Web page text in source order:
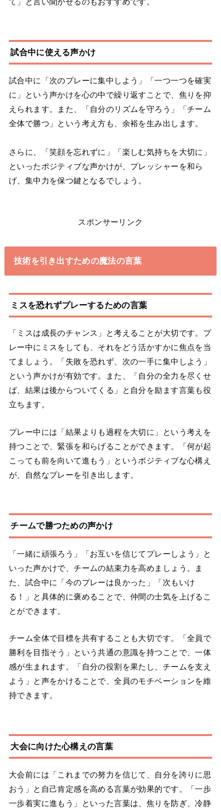
試合中に使える声かけ
試合中に「次のプレーに集中しよう」「一つ一つを確実
に」という声かけを心の中で繰り返すことで、焦りを抑
えられます。また、「自分のリズムを守ろう」「チーム
全体で勝つ」という考え方も、余裕を生み出します。
さらに、「笑顔を忘れずに」「楽しむ気持ちを大切に」
といったポジティブな声かけが、プレッシャーを和ら
げ、集中力を保つ鍵となるでしょう。
スポンサーリンク
技術を引き出すための魔法の言葉
ミスを恐れずプレーするための言葉
「ミスは成長のチャンス」と考えることが大切です。プ
レー中にミスをしても、それをどう活かすかに焦点を当
てましょう。「失敗を恐れず、次の一手に集中しよう」
という声かけが有効です。また、「自分の全力を尽くせ
ば、結果は後からついてくる」と自分を励ます言葉も役
立ちます。
プレー中には「結果よりも過程を大切に」という考えを
持つことで、緊張を和らげることができます。「何が起
こっても前を向いて進もう」というポジティブな心構え
が、自然なプレーを引き出します。
チームで勝つための声かけ
「一緒に頑張ろう」「お互いを信じてプレーしよう」と
いった声かけで、チームの結束力を高めましょう。ま
た、試合中に「今のプレーは良かった」「次もいけ
る！」と具体的に褒めることで、仲間の士気を上げるこ
とができます。
チーム全体で目標を共有することも大切です。「全員で
勝利を目指そう」という共通の意識を持つことで、一体
感が生まれます。「自分の役割を果たし、チームを支え
よう」と声をかけることで、全員のモチベーションを維
持できます。
大会に向けた心構えの言葉
大会前には「これまでの努力を信じて、自分を誇りに思
おう」と自己肯定感を高める言葉が効果的です。「一歩
一歩着実に進もう」といった言葉は、焦りを防ぎ、冷静